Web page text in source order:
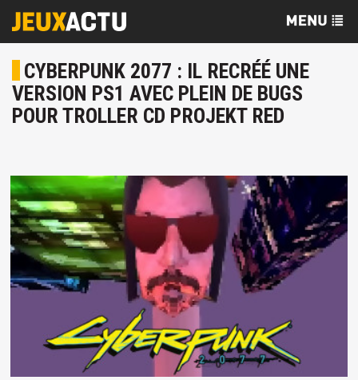
CYBERPUNK 2077 : IL RECRÉÉ UNE
VERSION PS1 AVEC PLEIN DE BUGS
POUR TROLLER CD PROJEKT RED